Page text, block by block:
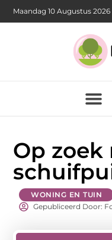
Maandag 10 Augustus 2026
Op zoek
WONING EN TUIN
Gepubliceerd Door: